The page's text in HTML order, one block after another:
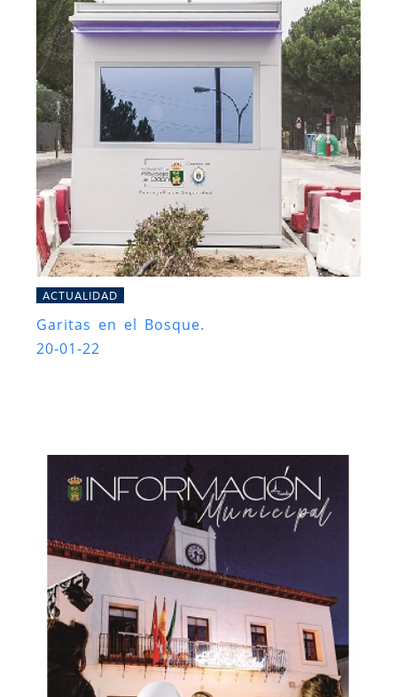
ACTUALIDAD
Garitas en el Bosque.
20-01-22